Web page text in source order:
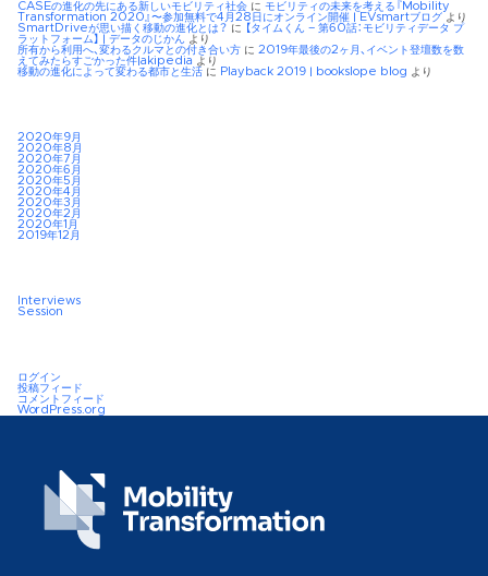
CASEの進化の先にある新しいモビリティ社会 に モビリティの未来を考える『Mobility
Transformation 2020』〜参加無料で4月28日にオンライン開催 | EVsmartブログ より
SmartDriveが思い描く移動の進化とは？ に
【タイムくん – 第60話：モビリティデータ プ
ラットフォーム】 | データのじかん より
所有から利用へ、変わるクルマとの付き合い方 に 2019年最後の2ヶ月、イベント登壇数を数
えてみたらすごかった件|akipedia より
移動の進化によって変わる都市と生活 に Playback 2019 | bookslope blog より
2020年9月
2020年8月
2020年7月
2020年6月
2020年5月
2020年4月
2020年3月
2020年2月
2020年1月
2019年12月
Interviews
Session
ログイン
投稿フィード
コメントフィード
WordPress.org